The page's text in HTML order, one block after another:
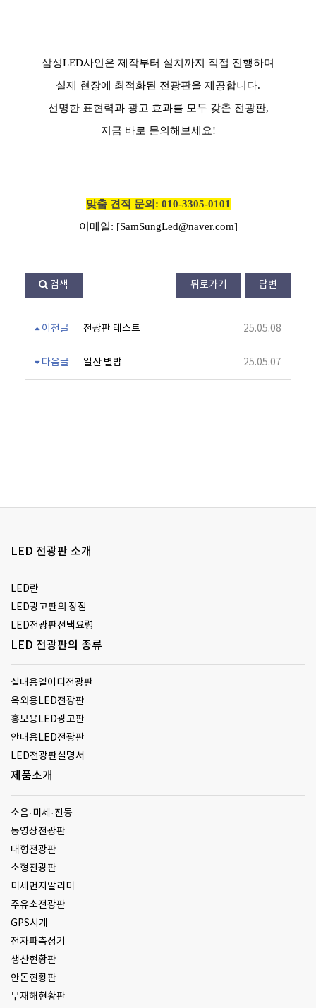
삼성LED사인은 제작부터 설치까지 직접 진행하며
실제 현장에 최적화된 전광판을 제공합니다.
선명한 표현력과 광고 효과를 모두 갖춘 전광판,
지금 바로 문의해보세요!
맞춤 견적 문의: 010-3305-0101
이메일: [SamSungLed@naver.com]
검색 뒤로가기 답변
이전글 전광판 테스트 25.05.08
다음글 일산 별밤 25.05.07
LED 전광판 소개
LED란
LED광고판의 장점
LED전광판선택요령
LED 전광판의 종류
실내용엘이디전광판
옥외용LED전광판
홍보용LED광고판
안내용LED전광판
LED전광판설명서
제품소개
소음·미세·진동
동영상전광판
대형전광판
소형전광판
미세먼지알리미
주유소전광판
GPS시계
전자파측정기
생산현황판
안돈현황판
무재해현황판